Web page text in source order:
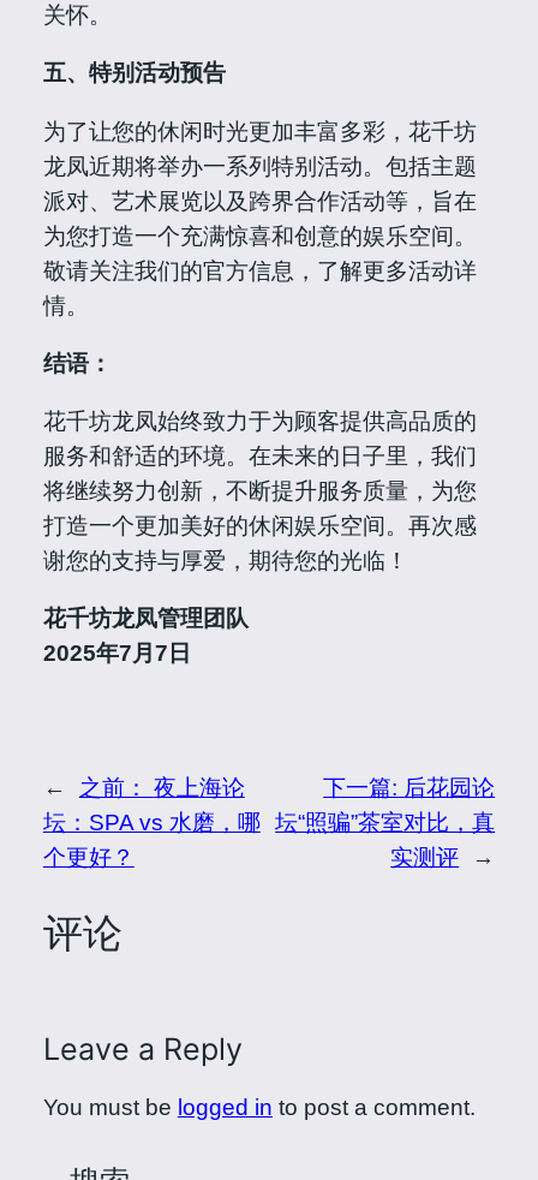
关怀。
五、特别活动预告
为了让您的休闲时光更加丰富多彩，花千坊
龙凤近期将举办一系列特别活动。包括主题
派对、艺术展览以及跨界合作活动等，旨在
为您打造一个充满惊喜和创意的娱乐空间。
敬请关注我们的官方信息，了解更多活动详
情。
结语：
花千坊龙凤始终致力于为顾客提供高品质的
服务和舒适的环境。在未来的日子里，我们
将继续努力创新，不断提升服务质量，为您
打造一个更加美好的休闲娱乐空间。再次感
谢您的支持与厚爱，期待您的光临！
花千坊龙凤管理团队
2025年7月7日
← 之前： 夜上海论
坛：SPA vs 水磨，哪
个更好？
下一篇: 后花园论
坛“照骗”茶室对比，真
实测评
→
评论
Leave a Reply
You must be logged in to post a comment.